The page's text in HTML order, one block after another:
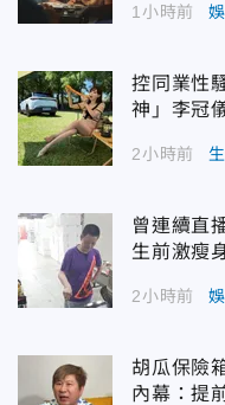
1小時前
控同業性
神」李冠
2小時前
曾連續直
生前激瘦
2小時前
胡瓜保險
內幕：提